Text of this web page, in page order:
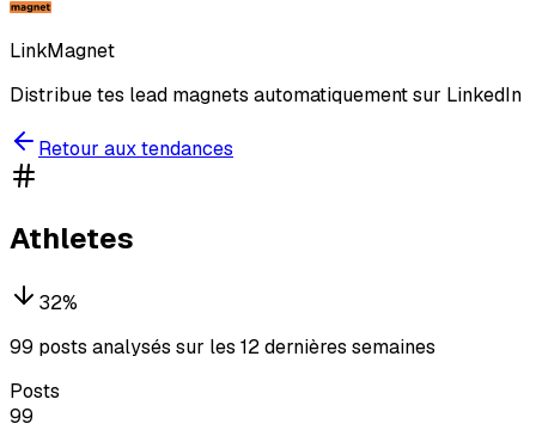
LinkMagnet
Distribue tes lead magnets automatiquement sur LinkedIn
Retour aux tendances
Athletes
32%
99 posts analysés sur les 12 dernières semaines
Posts
99